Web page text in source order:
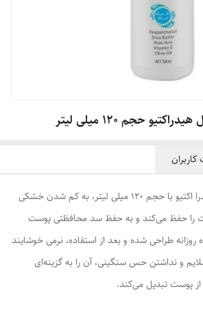
حجم 120 میلی لیتر
کاربران
کرم آبرسان ژوت مدل هیدرا اکتیو با حجم 120 میلی لیتر، به کم شدن خشکی
را حفظ می‌کند و به حفظ سد محافظتی پوست
طراحی شده و بعد از استفاده، نرمی خوشایند
و نداشتن حس سنگینی، آن را به گزینه‌ای
پوست تبدیل می‌کند.